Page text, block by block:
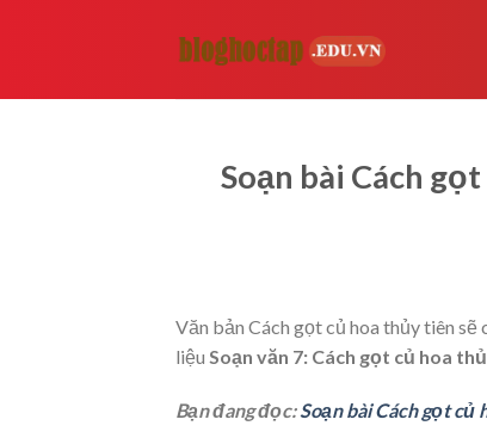
Soạn bài Cách
Văn bản Cách gọt củ hoa thủy tiên
liệu Soạn văn 7: Cách gọt củ hoa
Bạn đang đọc:Soạn bài Cách gọt củ